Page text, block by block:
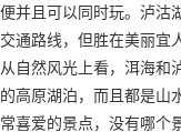
便并且可以同时玩。泸沽
交通路线，但胜在美丽宜
从自然风光上看，洱海和
的高原湖泊，而且都是山
常喜爱的景点，没有哪个